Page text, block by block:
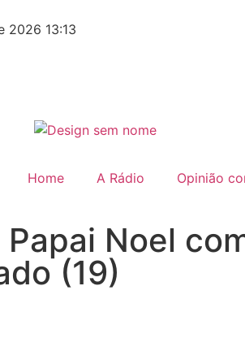
2026 13:13
Home A Rádio Opinião
Noel
(19)